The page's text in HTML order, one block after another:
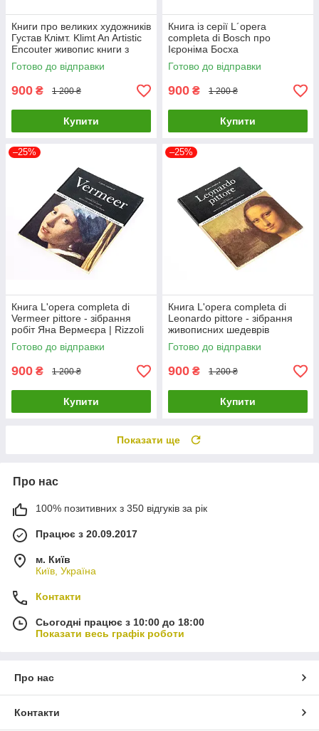
Книги про великих художників
Густав Клімт. Klimt An Artistic
Encouter живопис книги з
історії мистецтва
Готово до відправки
900 ₴ 1 200 ₴
Купити
Книга із серії L´opera
completa di Bosch про
Ієроніма Босха
нідерландського художника
Готово до відправки
900 ₴ 1 200 ₴
Купити
–25%
Книга L'opera completa di
Vermeer pittore - зібрання
робіт Яна Вермеєра | Rizzoli
Готово до відправки
900 ₴ 1 200 ₴
Купити
–25%
Книга L'opera completa di
Leonardo pittore - зібрання
живописних шедеврів
Леонардо да Вінчі | Книга
Rizzoli
Готово до відправки
900 ₴ 1 200 ₴
Купити
Показати ще
Про нас
100% позитивних з 350 відгуків за рік
Працює з 20.09.2017
м. Київ
Київ, Україна
Контакти
Сьогодні працює з 10:00 до 18:00
Показати весь графік роботи
Про нас
Контакти